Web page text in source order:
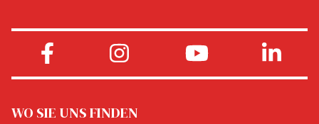
WO SIE UNS FINDEN